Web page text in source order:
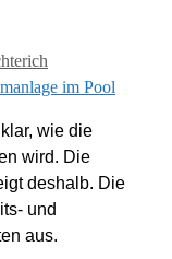
wie die
wird. Die
deshalb. Die
und
aus.